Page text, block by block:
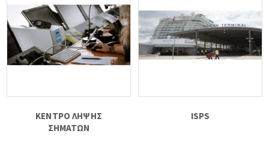
ΚΕΝΤΡΟ ΛΗΨΗΣ
ΣΗΜΑΤΩΝ
ISPS